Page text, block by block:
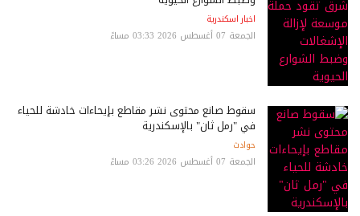
اخبار اسكندرية
الجمعة 07 أغسطس 2026 03:33 مساءً
سقوط صانع محتوى نشر مقاطع بإيحاءات خادشة للحياء
في "رمل ثان" بالإسكندرية
حوادث
الجمعة 07 أغسطس 2026 03:26 مساءً